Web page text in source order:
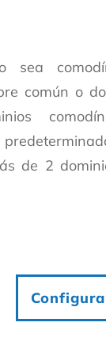
común o
de 2